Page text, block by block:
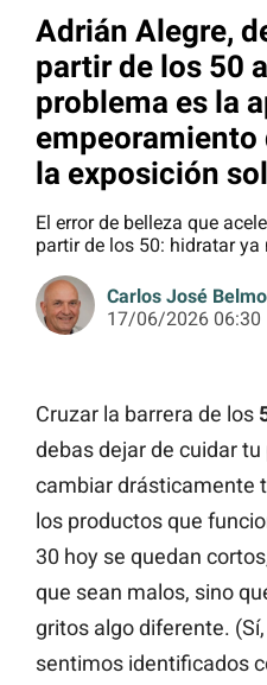
Adrián Alegre,
partir de los 50
problema es la
empeoramiento
la exposición
El error de belleza que
partir de los 50: hidratar ya
Carlos José
17/06/2026 06:30
Cruzar la barrera de los
debas dejar de cuidar
cambiar drásticamente
los productos que
30 hoy se quedan
que sean malos, sino
gritos algo diferente.
sentimos identificados